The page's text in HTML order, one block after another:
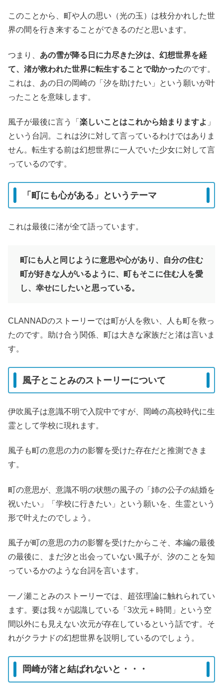
このことから、町や人の思い（光の玉）は枝分かれした世
界の間を行き来することができるのだと思います。
つまり、 あの雪が降る日に力尽きた汐は、幻想世界を経
て、渚が救われた世界に転生することで助かったのです。
これは、あの日の岡崎の「汐を助けたい」という願いが叶
ったことを意味します。
風子が最後に言う「 楽しいことはこれから始まりますよ 」
という台詞。これは汐に対して言っているわけではありま
せん。転生する前は幻想世界に一人でいた少女に対して言
っているのです。
「町にも心がある」というテーマ
これは最後に渚が全て語っています。
町にも人と同じように意思や心があり、自分の住む
町が好きな人がいるように、町もそこに住む人を愛
し、幸せにしたいと思っている。
CLANNADのストーリーでは町が人を救い、人も町を救っ
たのです。助け合う関係、町は大きな家族だと渚は言いま
す。
風子とことみのストーリーについて
伊吹風子は意識不明で入院中ですが、岡崎の高校時代に生
霊として学校に現れます。
風子も町の意思の力の影響を受けた存在だと推測できま
す。
町の意思が、意識不明の状態の風子の「姉の公子の結婚を
祝いたい」「学校に行きたい」という願いを、生霊という
形で叶えたのでしょう。
風子が町の意思の力の影響を受けたからこそ、本編の最後
の最後に、まだ汐と出会っていない風子が、汐のことを知
っているかのような台詞を言います。
一ノ瀬ことみのストーリーでは、超弦理論に触れられてい
ます。要は我々が認識している「3次元＋時間」という空
間以外にも見えない次元が存在しているという話です。そ
れがクラナドの幻想世界を説明しているのでしょう。
岡崎が渚と結ばれないと・・・